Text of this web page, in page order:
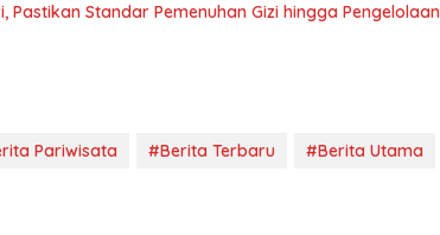
Pastikan Standar Pemenuhan Gizi hingga Pengelolaan
Pariwisata #Berita Terbaru
#Berita Utama